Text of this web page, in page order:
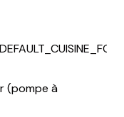
(pompe à